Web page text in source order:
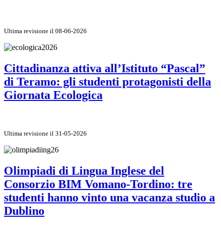
Ultima revisione il 08-06-2026
Cittadinanza attiva all’Istituto “Pascal”
di Teramo: gli studenti protagonisti della
Giornata Ecologica
Ultima revisione il 31-05-2026
Olimpiadi di Lingua Inglese del
Consorzio BIM Vomano-Tordino: tre
studenti hanno vinto una vacanza studio a
Dublino